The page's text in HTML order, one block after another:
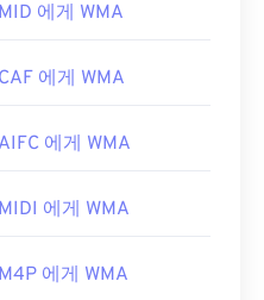
MID 에게 WMA
CAF 에게 WMA
AIFC 에게 WMA
MIDI 에게 WMA
M4P 에게 WMA